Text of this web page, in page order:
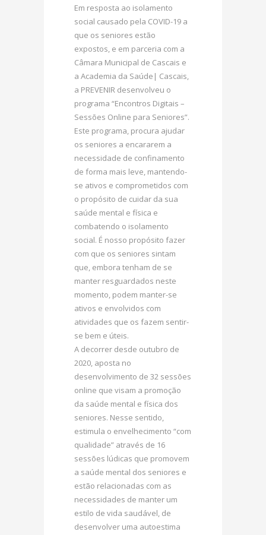
Em resposta ao isolamento
social causado pela COVID-19 a
que os seniores estão
expostos, e em parceria com a
Câmara Municipal de Cascais e
a Academia da Saúde| Cascais,
a PREVENIR desenvolveu o
programa “Encontros Digitais –
Sessões Online para Seniores”.
Este programa, procura ajudar
os seniores a encararem a
necessidade de confinamento
de forma mais leve, mantendo-
se ativos e comprometidos com
o propósito de cuidar da sua
saúde mental e física e
combatendo o isolamento
social. É nosso propósito fazer
com que os seniores sintam
que, embora tenham de se
manter resguardados neste
momento, podem manter-se
ativos e envolvidos com
atividades que os fazem sentir-
se bem e úteis.
A decorrer desde outubro de
2020, aposta no
desenvolvimento de 32 sessões
online que visam a promoção
da saúde mental e física dos
seniores. Nesse sentido,
estimula o envelhecimento “com
qualidade” através de 16
sessões lúdicas que promovem
a saúde mental dos seniores e
estão relacionadas com as
necessidades de manter um
estilo de vida saudável, de
desenvolver uma autoestima